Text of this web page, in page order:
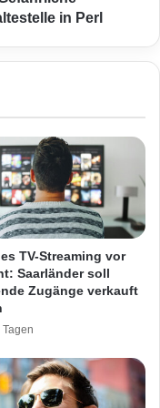
in Perl
TV-Streaming vor
Saarländer soll
Zugänge verkauft